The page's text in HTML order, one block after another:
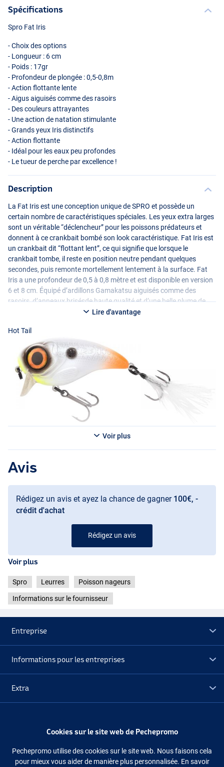
Shad
Yellow Chartreuse
Spécifications
Spro Fat Iris
- Choix des options
- Longueur : 6 cm
- Poids : 17gr
- Profondeur de plongée : 0,5-0,8m
- Action flottante lente
- Aigus aiguisés comme des rasoirs
- Des couleurs attrayantes
- Une action de natation stimulante
- Grands yeux Iris distinctifs
- Action flottante
- Idéal pour les eaux peu profondes
- Le tueur de perche par excellence !
Description
La Fat Iris est une conception unique deSPRO et possède un
certain nombre de caractéristiques spéciales. Les yeux extra larges
sont un véritable “déclencheur” pour les poissons prédateurs et
donnent à ce crankbait bombé son look caractéristique. Fat Iris est
un crankbait dit “flottant lent”, ce qui signifie que lorsque le
crankbait tombe, il reste en position neutre pendant quelques
secondes, puis remonte mortellement lentement à la surface. Fat
Iris a une profondeur de 0,5 à 0,8 mètre et est disponible en version
6 et 8 cm. Équipé d’ardillons Gamakatsu aiguisés comme des
rasoirs, d’anneaux brisésde haute qualité et d’une belle plume de
queue comme aguicheur supplémentaire.
Lire d'avantage
Hot Tail
Shad
Voir plus
Avis
Rédigez un avis et ayez la chance de gagner 100€, -
crédit d'achat
Rédigez un avis
Voir plus
Spro Leurres Poisson nageurs
Informations sur le fournisseur
Entreprise
Informations pour les entreprises
Extra
Suivez-nous Facebook Instagram
Cookies sur le site web de Pechepromo
Pechepromo utilise des cookies sur le site web. Nous faisons cela
pour mieux vous aider de manière plus personnalisée. En savoir